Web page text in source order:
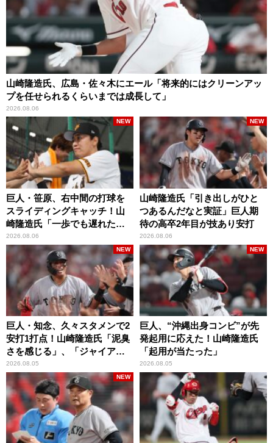
山崎隆造氏、広島・佐々木にエール「将来的にはクリーンアッ
プを任せられるくらいまでは成長して」
2026.08.06
巨人・笹原、右中間の打球を
スライディングキャッチ！山
崎隆造氏「一歩でも遅れた
ら…」
2026.08.06
NEW
山崎隆造氏「引き出しがひと
つあるんだなと実証」巨人期
待の高卒2年目が技あり安打
2026.08.06
NEW
巨人・知念、久々スタメンで2
安打1打点！山崎隆造氏「泥臭
さを感じる」、「ジャイアン
ツには少ないタイプ」
2026.08.05
NEW
巨人、“沖縄出身コンビ”が先
発起用に応えた！山崎隆造氏
「起用が当たった」
2026.08.05
NEW
NEW